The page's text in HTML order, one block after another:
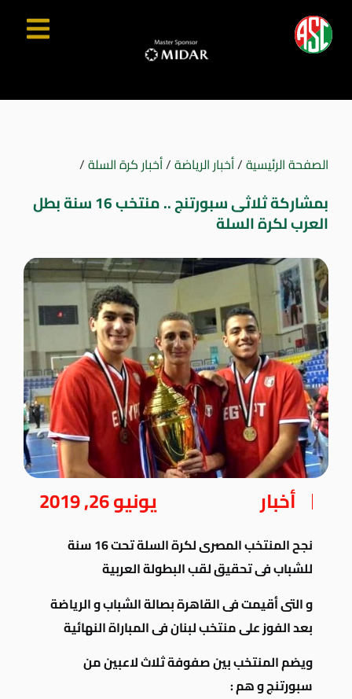
الصفحة الرئيسية/أخبار الرياضة/أخبار كرة السلة/
بمشاركة ثلاثى سبورتنج .. منتخب 16 سنة بطل
العرب لكرة السلة
أخبار يونيو 26, 2019
نجح المنتخب المصرى لكرة السلة تحت 16 سنة
للشباب فى تحقيق لقب البطولة العربية
و التى أقيمت فى القاهرة بصالة الشباب و الرياضة
بعد الفوز على منتخب لبنان فى المباراة النهائية
ويضم المنتخب بين صفوفة ثلاث لاعبين من
سبورتنج و هم :